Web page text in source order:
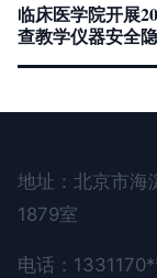
临床医学院开展
查教学仪器安全
地址：北京市海
1879室
电话：